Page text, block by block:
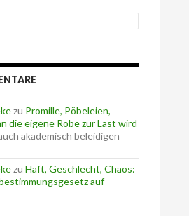
zu Promille, Pöbeleien,
die eigene Robe zur Last wird
akademisch beleidigen
zu Haft, Geschlecht, Chaos:
auf